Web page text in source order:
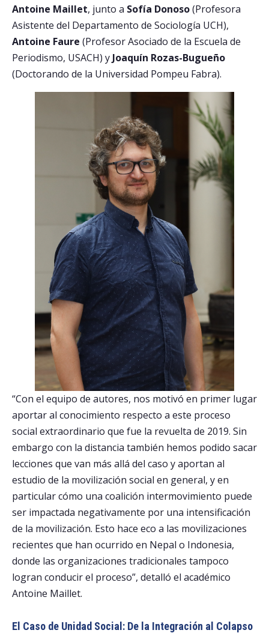
Antoine Maillet, junto a Sofía Donoso(Profesora
Asistente del Departamento de Sociología UCH),
Antoine Faure (Profesor Asociado de la Escuela de
Periodismo, USACH) y Joaquín Rozas-Bugueño
(Doctorando de la Universidad Pompeu Fabra).
“Con el equipo de autores, nos motivó en primer lugar
aportar al conocimiento respecto a este proceso
social extraordinario que fue la revuelta de 2019. Sin
embargo con la distancia también hemos podido sacar
lecciones que van más allá del caso y aportan al
estudio de la movilización social en general, y en
particular cómo una coalición intermovimiento puede
ser impactada negativamente por una intensificación
de la movilización. Esto hace eco a las movilizaciones
recientes que han ocurrido en Nepal o Indonesia,
donde las organizaciones tradicionales tampoco
logran conducir el proceso”, detalló el académico
Antoine Maillet.
El Caso de Unidad Social: De la Integración al Colapso